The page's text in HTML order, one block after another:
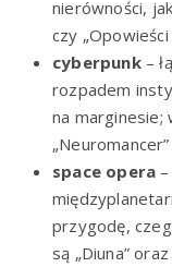
nierówności,
czy
cyberpunk–
rozpadem
na marginesie;
space opera
przygodę,
są „Diuna”